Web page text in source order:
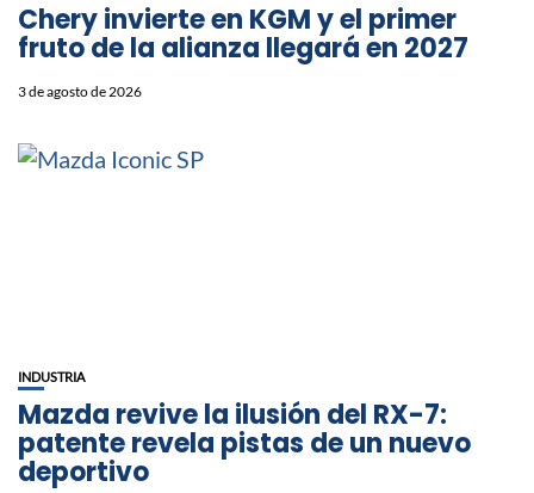
Chery invierte en KGM y el primer
fruto de la alianza llegará en 2027
3 de agosto de 2026
INDUSTRIA
Mazda revive la ilusión del RX-7:
patente revela pistas de un nuevo
deportivo